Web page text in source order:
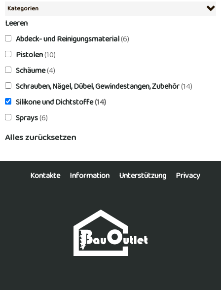
Kategorien
Leeren
Abdeck- und Reinigungsmaterial(6)
Pistolen(10)
Schäume(4)
Schrauben, Nägel, Dübel, Gewindestangen, Zubehör(14)
Silikone und Dichtstoffe(14)
Sprays(6)
Alles zurücksetzen
Kontakte Information Unterstützung Privacy